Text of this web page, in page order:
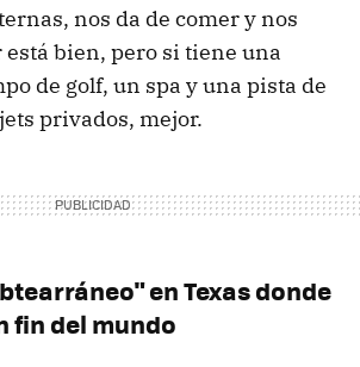
nos da de comer y nos
bien, pero si tiene una
de golf, un spa y una pista de
privados, mejor.
en Texas donde
fin del mundo